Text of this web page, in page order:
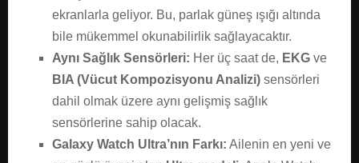
ekranlarla geliyor. Bu, parlak güneş ışığı altında
bile mükemmel okunabilirlik sağlayacaktır.
Aynı Sağlık Sensörleri: Her üç saat de, EKG ve
BIA (Vücut Kompozisyonu Analizi) sensörleri
dahil olmak üzere aynı gelişmiş sağlık
sensörlerine sahip olacak.
Galaxy Watch Ultra’nın Farkı: Ailenin en yeni ve